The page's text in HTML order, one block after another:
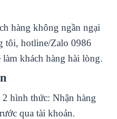
hàng không ngần ngại
tôi, hotline/Zalo 0986
khách hàng hài lòng.
hình thức: Nhận hàng
qua tài khoản.